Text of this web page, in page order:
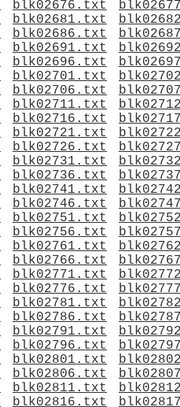
blk02676.txt
blk02681.txt
blk02686.txt
blk02691.txt
blk02696.txt
blk02701.txt
blk02706.txt
blk02711.txt
blk02716.txt
blk02721.txt
blk02726.txt
blk02731.txt
blk02736.txt
blk02741.txt
blk02746.txt
blk02751.txt
blk02756.txt
blk02761.txt
blk02766.txt
blk02771.txt
blk02776.txt
blk02781.txt
blk02786.txt
blk02791.txt
blk02796.txt
blk02801.txt
blk02806.txt
blk02811.txt
blk02816.txt